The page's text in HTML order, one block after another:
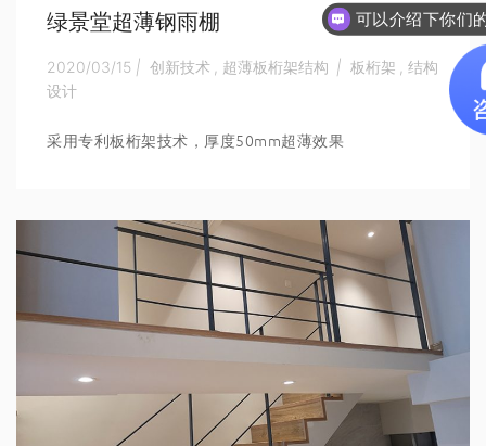
绿景堂超薄钢雨棚
2020/03/15 | 创新技术 超薄板桁架结构 | 板桁架
结构
设计
采用专利板桁架技术，厚度50mm超薄效果
你们是怎么收